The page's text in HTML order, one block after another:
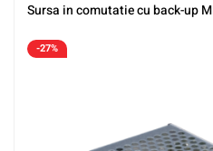
Sursa in comutatie cu back-up
-27%